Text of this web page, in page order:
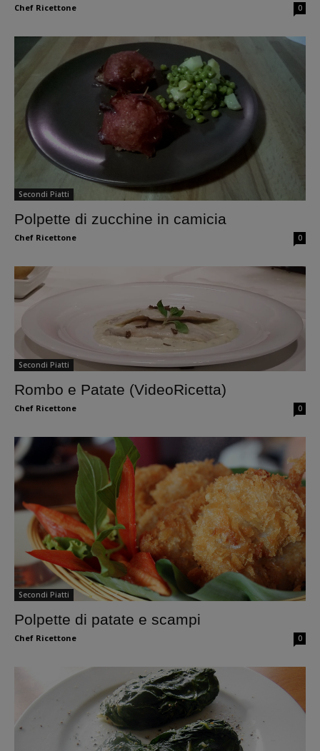
Chef Ricettone 0
Secondi Piatti
Polpette di zucchine in camicia
Chef Ricettone 0
Secondi Piatti
Rombo e Patate (VideoRicetta)
Chef Ricettone 0
Secondi Piatti
Polpette di patate e scampi
Chef Ricettone 0